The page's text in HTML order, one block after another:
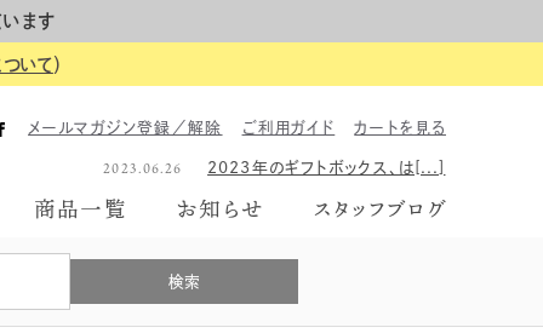
ます
いて）
メールマガジン登録／解除 ご利用ガイド カートを見る
2023.06.26
2026.06.01 【イベント告知】6月7日にて富[...]
2023.06.26 2023年のギフトボックス、は[...]
2023.10.31 2023年富山あんぽ柿、販売開[...]
商品一覧 お知らせ スタッフブログ